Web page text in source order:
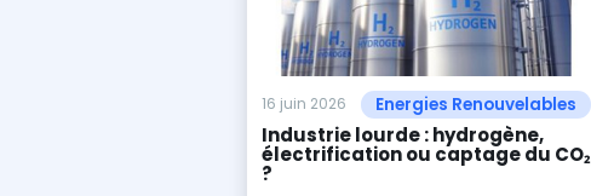
16 juin 2026 Energies Renouvelables
Industrie lourde : hydrogène,
électrification ou captage du CO₂
?